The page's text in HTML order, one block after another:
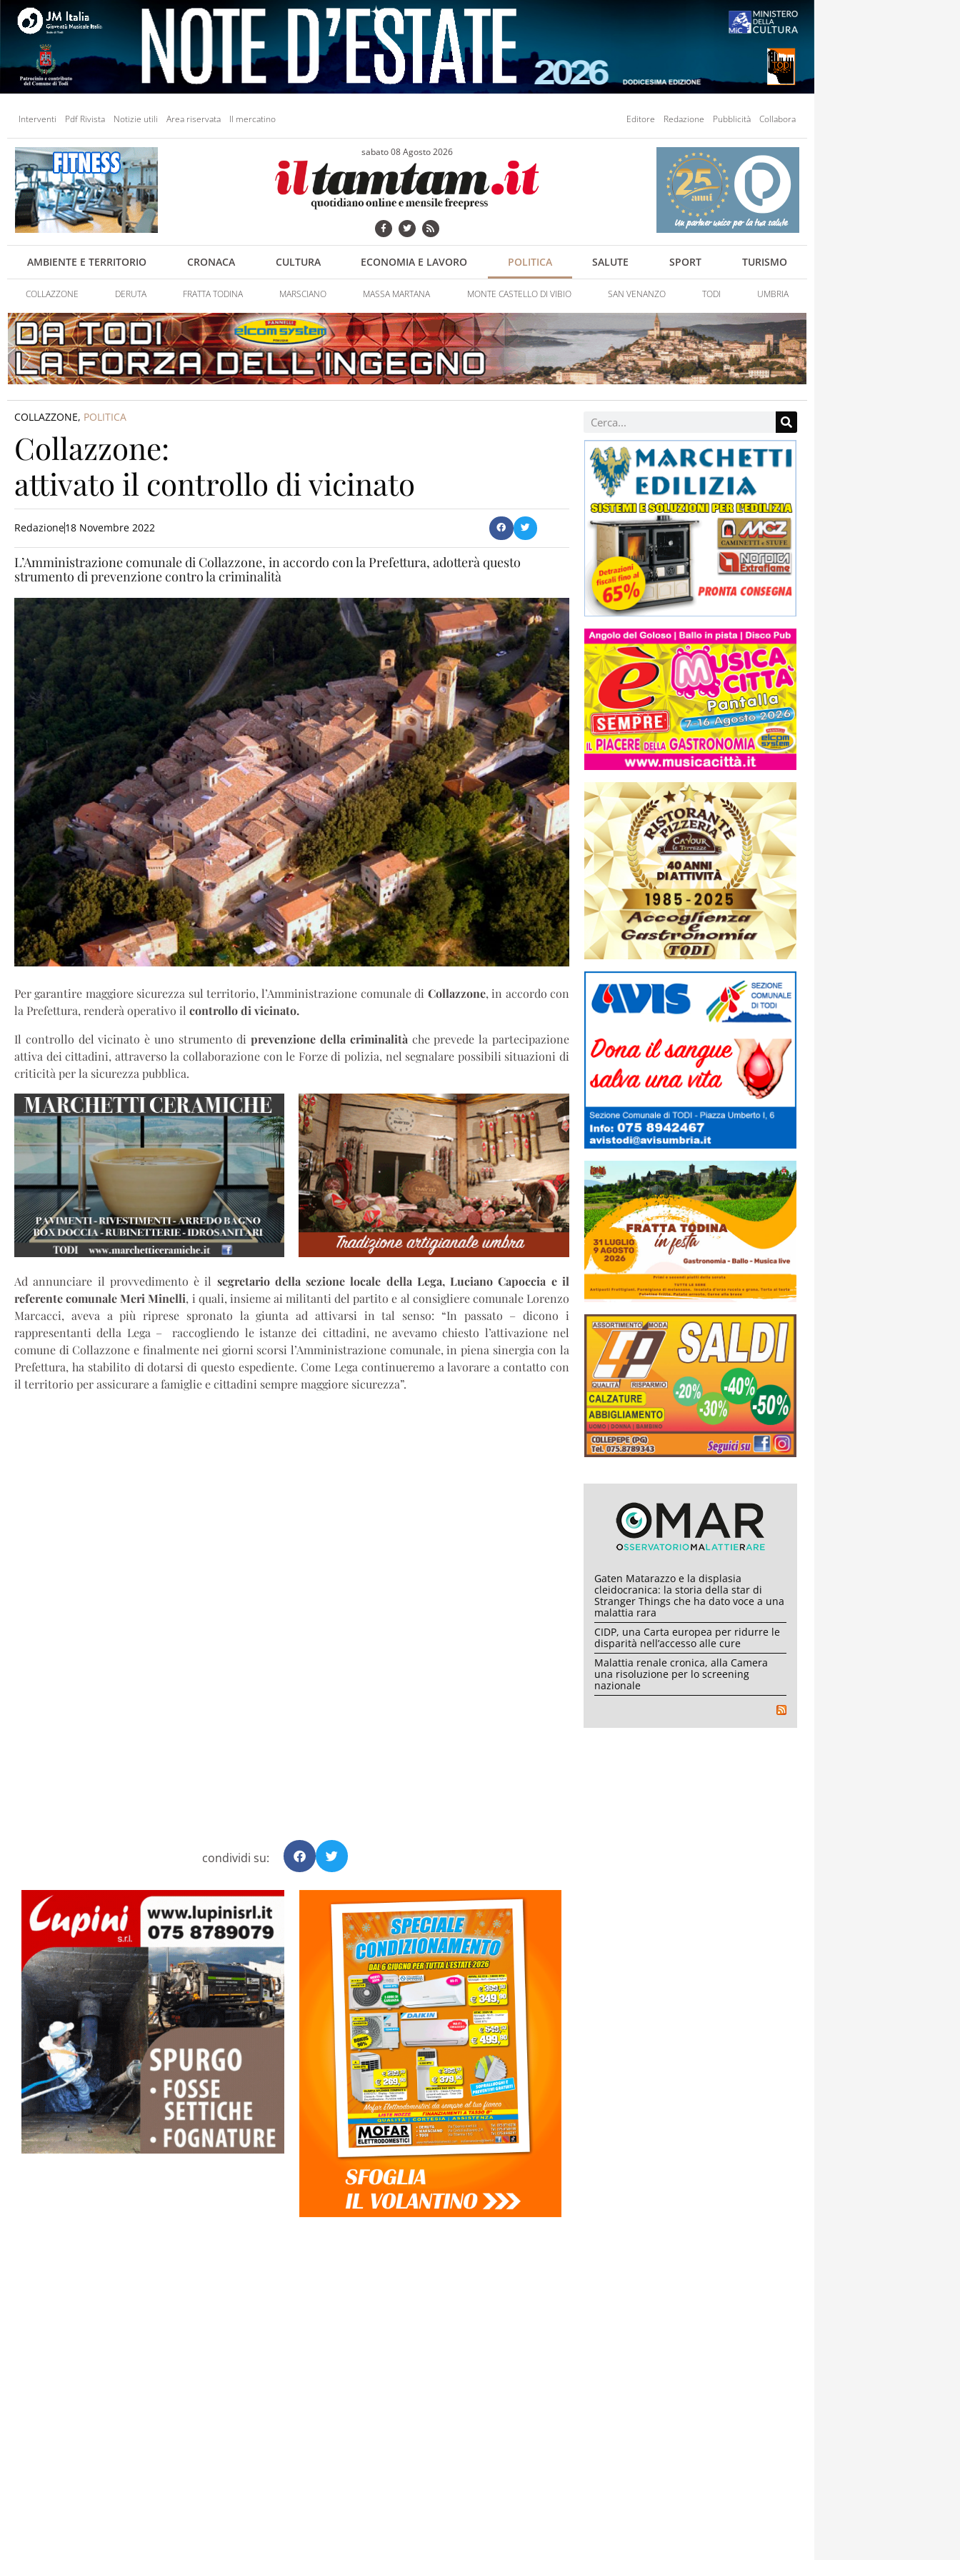
Interventi Pdf Rivista Notizie utili Area riservata Il mercatino Editore Redazione Pubblicità Collabora
sabato 08 Agosto 2026
AMBIENTE E TERRITORIO CRONACA CULTURA ECONOMIA E LAVORO POLITICA SALUTE SPORT TURISMO
COLLAZZONE DERUTA FRATTA TODINA MARSCIANO MASSA MARTANA MONTE CASTELLO DI VIBIO SAN VENANZO TODI UMBRIA
COLLAZZONE, POLITICA
Collazzone:
attivato il controllo di vicinato
Redazione18 Novembre 2022
L’Amministrazione comunale di Collazzone, in accordo con la Prefettura, adotterà questo
strumento di prevenzione contro la criminalità
Per garantire maggiore sicurezza sul territorio, l’Amministrazione comunale di Collazzone, in accordo con
la Prefettura, renderà operativo il controllo di vicinato.
Il controllo del vicinato è uno strumento diprevenzione della criminalitàche prevede la partecipazione
attiva dei cittadini, attraverso la collaborazione con le Forze di polizia, nel segnalare possibili situazioni di
criticità per la sicurezza pubblica.
Ad annunciare il provvedimento è il segretario della sezione locale della Lega, Luciano Capoccia e il
referente comunale Meri Minelli, i quali, insieme ai militanti del partito e al consigliere comunale Lorenzo
Marcacci, aveva a più riprese spronato la giunta ad attivarsi in tal senso: “In passato – dicono i
rappresentanti della Lega –
raccogliendo le istanze dei cittadini, ne avevamo chiesto l’attivazione nel
comune di Collazzone e finalmente nei giorni scorsi l’Amministrazione comunale, in piena sinergia con la
Prefettura, ha stabilito di dotarsi di questo espediente. Come Lega continueremo a lavorare a contatto con
il territorio per assicurare a famiglie e cittadini sempre maggiore sicurezza”.
condividi su:
Gaten Matarazzo e la displasia
cleidocranica: la storia della star di
Stranger Things che ha dato voce a una
malattia rara
CIDP, una Carta europea per ridurre le
disparità nell’accesso alle cure
Malattia renale cronica, alla Camera
una risoluzione per lo screening
nazionale